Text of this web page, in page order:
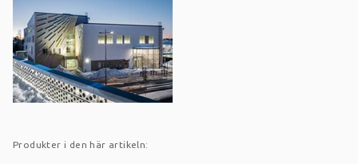
Produkter i den här artikeln: